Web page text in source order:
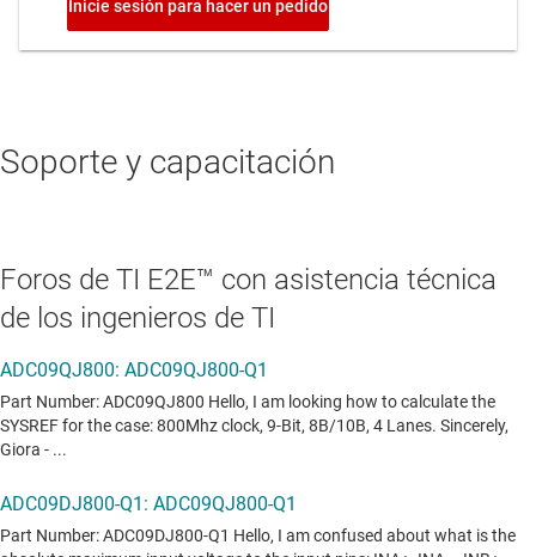
Soporte y capacitación
Foros de TI E2E™ con asistencia técnica
de los ingenieros de TI